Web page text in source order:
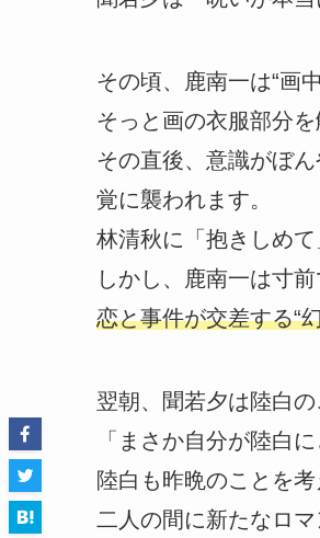
その頃、鹿南一は“画
そっと画の衣服部分
その直後、意識がぼ
覚に襲われます。
林清秋に「抱きしめ
しかし、鹿南一は寸
恋と事件が交差する“
翌朝、聞若夕は陸白
「まさか自分が陸白
陸白も昨晩のことを
二人の間に新たなロ